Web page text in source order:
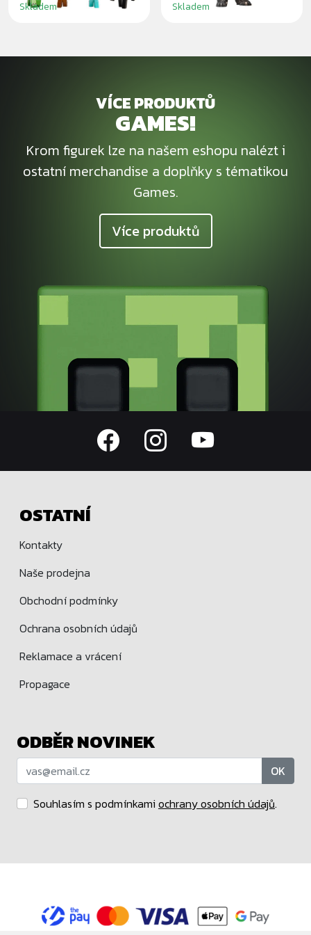
Skladem Skladem
VÍCE PRODUKTŮ
GAMES!
Krom figurek lze na našem eshopu nalézt i
ostatní merchandise a doplňky s tématikou
Games.
Více produktů
OSTATNÍ
Kontakty
Naše prodejna
Obchodní podmínky
Ochrana osobních údajů
Reklamace a vrácení
Propagace
ODBĚR NOVINEK
OK
Souhlasím s podmínkami ochrany osobních údajů.